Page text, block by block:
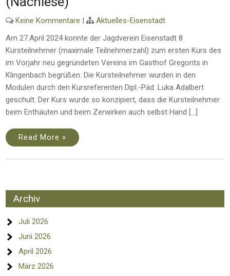
Keine Kommentare |
Aktuelles-Eisenstadt
Am 27.April 2024 konnte der Jagdverein Eisenstadt 8
Kursteilnehmer (maximale Teilnehmerzahl) zum ersten Kurs des
im Vorjahr neu gegründeten Vereins im Gasthof Gregorits in
Klingenbach begrüßen. Die Kursteilnehmer wurden in den
Modulen durch den Kursreferenten Dipl.-Päd. Luka Adalbert
geschult. Der Kurs wurde so konzipiert, dass die Kursteilnehmer
beim Enthäuten und beim Zerwirken auch selbst Hand […]
Read More »
Archiv
Juli 2026
Juni 2026
April 2026
März 2026